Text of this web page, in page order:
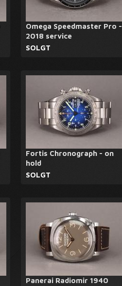
Omega Speedmaster Pro -
2018 service
SOLGT
Fortis Chronograph - on
hold
SOLGT
Panerai Radiomir 1940